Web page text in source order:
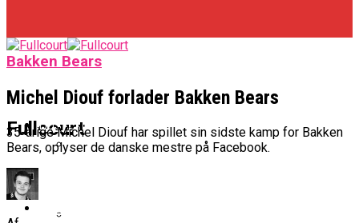
Fullcourt
Basketligaen
NBA
Bakken Bears
Michel Diouf forlader Bakken Bears
35-årige Michel Diouf har spillet sin sidste kamp for Bakken
Bears, oplyser de danske mestre på Facebook.